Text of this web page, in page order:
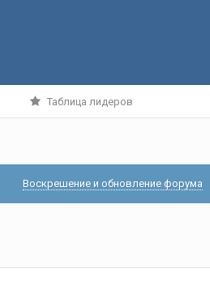
Таблица лидеров
Воскрешение и обновление форума